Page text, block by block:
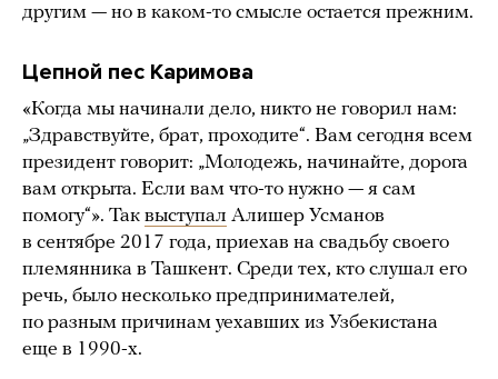
другим — но в каком-то смысле остается прежним.
Цепной пес Каримова
«Когда мы начинали дело, никто не говорил нам:
„Здравствуйте, брат, проходите“. Вам сегодня всем
президент говорит: „Молодежь, начинайте, дорога
вам открыта. Если вам что-то нужно — я сам
помогу“». Так выступал Алишер Усманов
в сентябре 2017 года, приехав на свадьбу своего
племянника в Ташкент. Среди тех, кто слушал его
речь, было несколько предпринимателей,
по разным причинам уехавших из Узбекистана
еще в 1990-х.